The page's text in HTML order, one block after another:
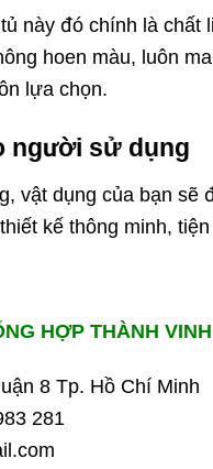
này đó chính là
hoen màu, luôn
lựa chọn.
người sử dụng
vật dụng của bạn
kế thông minh,
HỢP THÀNH VINH
8 Tp. Hồ Chí Minh
281